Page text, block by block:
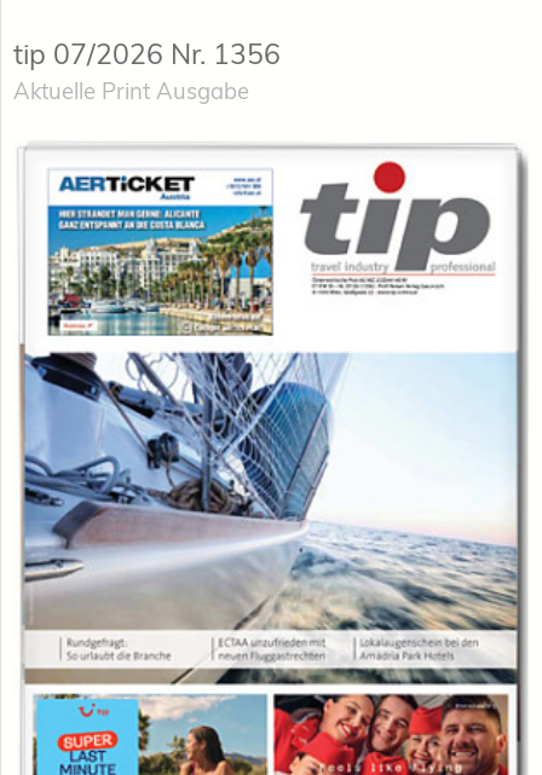
tip 07/2026 Nr. 1356
Aktuelle Print Ausgabe